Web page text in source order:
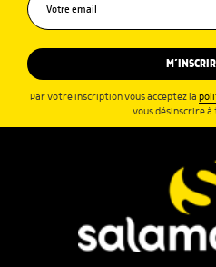
Par votre inscription vous acceptez la
vous désinscrire